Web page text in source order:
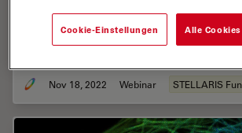
On-demand video: Imaging more
using fluorescence lifetime
spectrally resolved detection.
Nov 18, 2022 Webinar STELLARIS
Cookie-Einstellungen Alle